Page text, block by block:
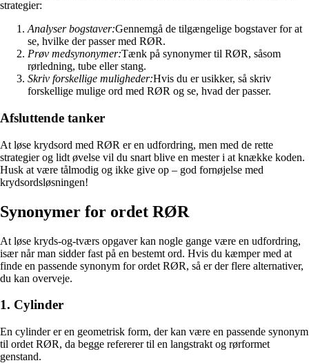
strategier:
Analyser bogstaver:Gennemgå de tilgængelige bogstaver for at
se, hvilke der passer med RØR.
Prøv medsynonymer:Tænk på synonymer til RØR, såsom
rørledning, tube eller stang.
Skriv forskellige muligheder:Hvis du er usikker, så skriv
forskellige mulige ord med RØR og se, hvad der passer.
Afsluttende tanker
At løse krydsord med RØR er en udfordring, men med de rette
strategier og lidt øvelse vil du snart blive en mester i at knække koden.
Husk at være tålmodig og ikke give op – god fornøjelse med
krydsordsløsningen!
Synonymer for ordet RØR
At løse kryds-og-tværs opgaver kan nogle gange være en udfordring,
især når man sidder fast på en bestemt ord. Hvis du kæmper med at
finde en passende synonym for ordet RØR, så er der flere alternativer,
du kan overveje.
1. Cylinder
En cylinder er en geometrisk form, der kan være en passende synonym
til ordet RØR, da begge refererer til en langstrakt og rørformet
genstand.